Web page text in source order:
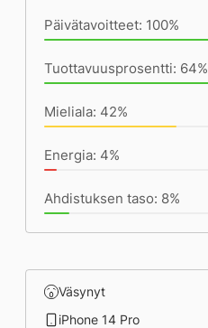
Päivätavoitteet: 100%
Tuottavuusprosentti: 64%
Mieliala: 42%
Energia: 4%
Ahdistuksen taso: 8%
Väsynyt
iPhone 14 Pro